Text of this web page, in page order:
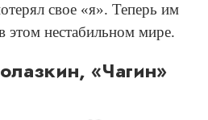
свое «я». Теперь им
этом нестабильном мире.
«Чагин»